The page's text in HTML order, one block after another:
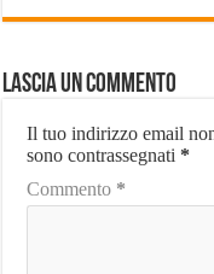
Lascia un commento
Il tuo indirizzo email
sono contrassegnati *
Commento *